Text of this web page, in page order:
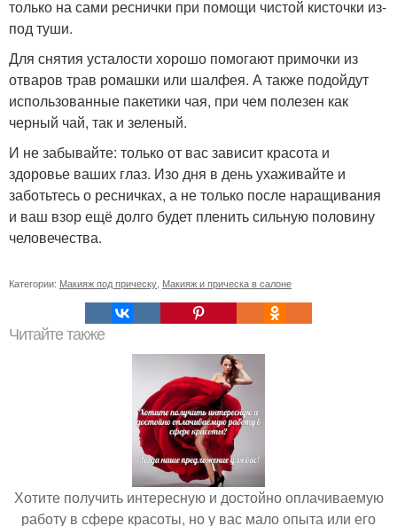
только на сами реснички при помощи чистой кисточки из-
под туши.
Для снятия усталости хорошо помогают примочки из
отваров трав ромашки или шалфея. А также подойдут
использованные пакетики чая, при чем полезен как
черный чай, так и зеленый.
И не забывайте: только от вас зависит красота и
здоровье ваших глаз. Изо дня в день ухаживайте и
заботьтесь о ресничках, а не только после наращивания
и ваш взор ещё долго будет пленить сильную половину
человечества.
Категории: Макияж под прическу Макияж и прическа в салоне
Читайте также
Хотите получить интересную и достойно оплачиваемую
работу в сфере красоты, но у вас мало опыта или его